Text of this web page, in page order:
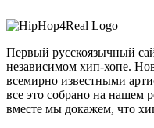
Первый русскоязычный
независимом хип-хопе.
всемирно известными
все это собрано на нашем
вместе мы докажем, что